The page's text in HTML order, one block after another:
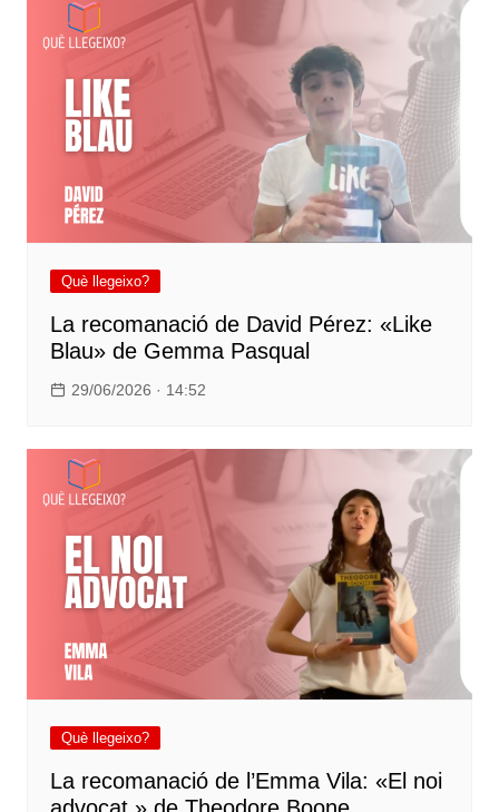
Què llegeixo?
La recomanació de David Pérez: «Like
Blau» de Gemma Pasqual
29/06/2026 · 14:52
Què llegeixo?
La recomanació de l’Emma Vila: «El noi